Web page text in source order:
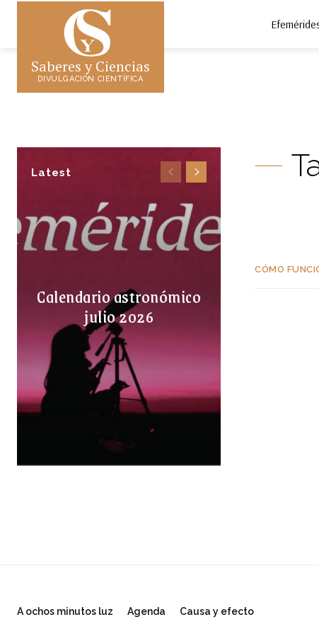
Saberes y Ciencias
DIVULGACIÓN CIENTÍFICA
Latest
Calendario astronómico
julio 2026
CÓMO
A ochos minutos luz Agenda Causa y efecto